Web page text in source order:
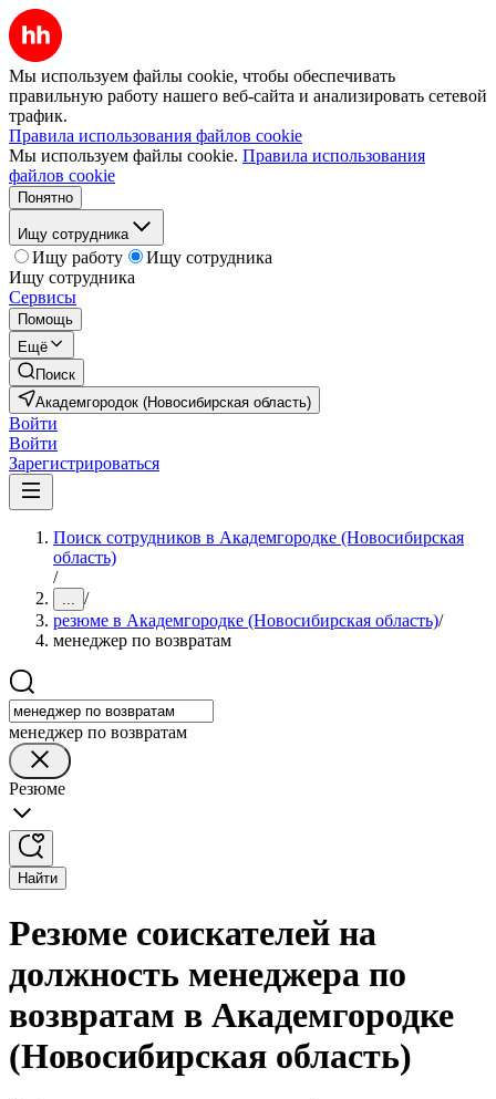
Мы используем файлы cookie, чтобы обеспечивать
правильную работу нашего веб-сайта и анализировать сетевой
трафик.
Правила использования файлов cookie
Мы используем файлы cookie. Правила использования
файлов cookie
Понятно
Ищу сотрудника
Ищу работу
Ищу сотрудника
Ищу сотрудника
Сервисы
Помощь
Ещё
Поиск
Академгородок (Новосибирская область)
Войти
Войти
Зарегистрироваться
Поиск сотрудников в Академгородке (Новосибирская
область)
/
... /
резюме в Академгородке (Новосибирская область)/
менеджер по возвратам
менеджер по возвратам
Резюме
Найти
Резюме соискателей на
должность менеджера по
возвратам в Академгородке
(Новосибирская область)